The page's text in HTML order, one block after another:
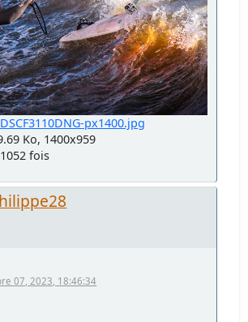
DSCF3110DNG-px1400.jpg
Ko, 1400x959
fois
07, 2023, 18:46:34